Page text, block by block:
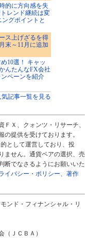
的に方向感を失
レンド継続は変
グポイントと
ス上げざるを得
末～11月に追加
10選！ キャッ
んたんなFX会社
ペーンを紹介
気記事一覧を見る
Ｘ、クォンツ・リサーチ、
提供を受けております。
として運営しており、投
ません。通貨ペアの選択、売
断でなさるようにお願いいた
ライバシー・ポリシー、著作
ンド・フィナンシャル・リ
ＪＣＢＡ）